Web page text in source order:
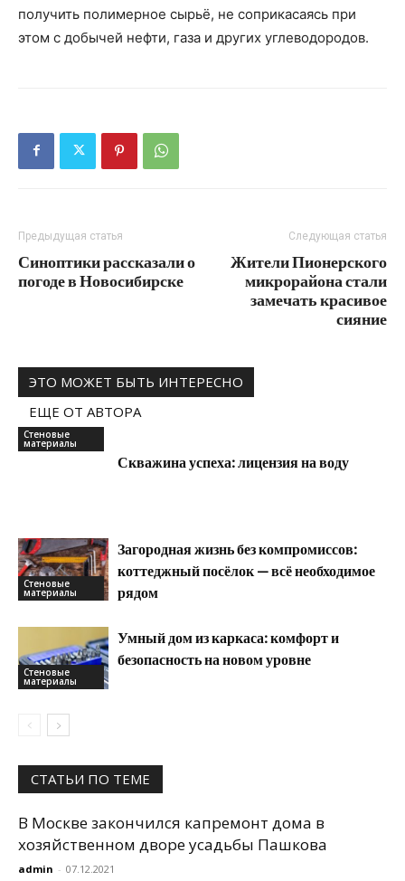
получить полимерное сырьё, не соприкасаясь при
этом с добычей нефти, газа и других углеводородов.
Предыдущая статья
Синоптики рассказали о
погоде в Новосибирске
Следующая статья
Жители Пионерского
микрорайона стали
замечать красивое
сияние
ЭТО МОЖЕТ БЫТЬ ИНТЕРЕСНО
ЕЩЕ ОТ АВТОРА
Стеновые
материалы
Скважина успеха: лицензия на воду
Стеновые
материалы
Загородная жизнь без компромиссов:
коттеджный посёлок — всё необходимое
рядом
Стеновые
материалы
Умный дом из каркаса: комфорт и
безопасность на новом уровне
СТАТЬИ ПО ТЕМЕ
В Москве закончился капремонт дома в
хозяйственном дворе усадьбы Пашкова
admin - 07.12.2021